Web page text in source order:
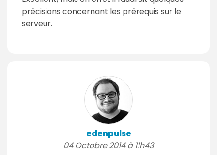
précisions concernant les prérequis sur le
serveur.
edenpulse
04 Octobre 2014 à 11h43